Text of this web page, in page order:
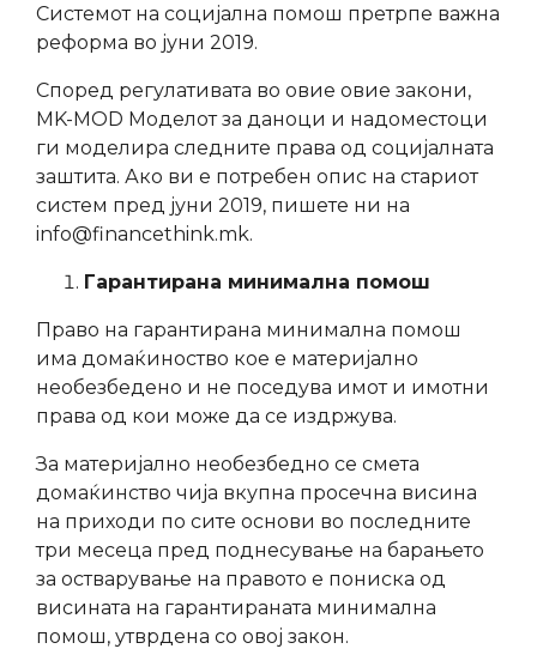
Системот на социјална помош претрпе важна
реформа во јуни 2019.
Според регулативата во овие овие закони,
MK-MOD Моделот за даноци и надоместоци
ги моделира следните права од социјалната
заштита. Ако ви е потребен опис на стариот
систем пред јуни 2019, пишете ни на
info@financethink.mk.
Гарантирана минимална помош
Право на гарантирана минимална помош
има домаќинoство кое е материјално
необезбедено и не поседува имот и имотни
права од кои може да се издржува.
За материјално необезбедно се смета
домаќинство чија вкупна просечна висина
на приходи по сите основи во последните
три месеца пред поднесување на барањето
за остварување на правото е пониска од
висината на гарантираната минимална
помош, утврдена со овој закон.